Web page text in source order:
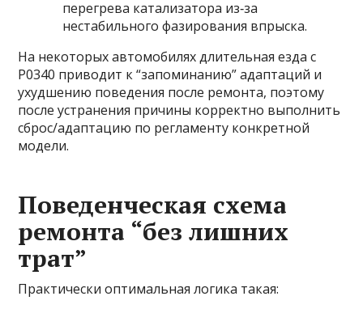
перегрева катализатора из‑за
нестабильного фазирования впрыска.
На некоторых автомобилях длительная езда с
P0340 приводит к “запоминанию” адаптаций и
ухудшению поведения после ремонта, поэтому
после устранения причины корректно выполнить
сброс/адаптацию по регламенту конкретной
модели.
Поведенческая схема
ремонта “без лишних
трат”
Практически оптимальная логика такая: